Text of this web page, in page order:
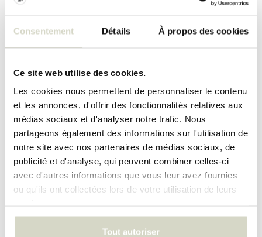
Consentement Détails À propos des cookies
Ce site web utilise des cookies.
Les cookies nous permettent de personnaliser le contenu
et les annonces, d'offrir des fonctionnalités relatives aux
médias sociaux et d'analyser notre trafic. Nous
partageons également des informations sur l'utilisation de
notre site avec nos partenaires de médias sociaux, de
publicité et d'analyse, qui peuvent combiner celles-ci
avec d'autres informations que vous leur avez fournies
ou qu'ils ont collectées lors de votre utilisation de leurs
Tout autoriser
Béquilles Poufs